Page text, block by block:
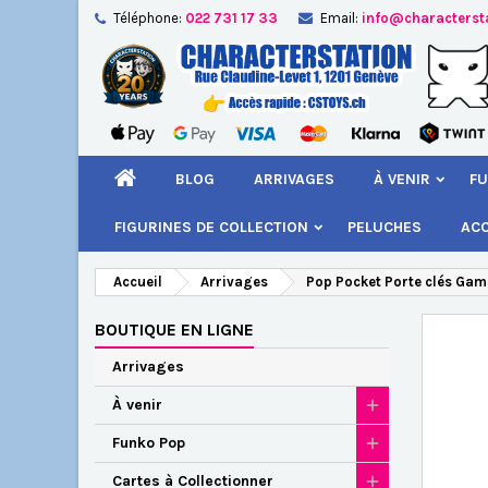
Téléphone: 022 731 17 33 Email:
BLOG ARRIVAGES À VENIR
FIGURINES DE COLLECTION PELUCHES
Accueil Arrivages Pop Pocket Porte clés
BOUTIQUE EN LIGNE
Arrivages
À venir
Funko Pop
Cartes à Collectionner